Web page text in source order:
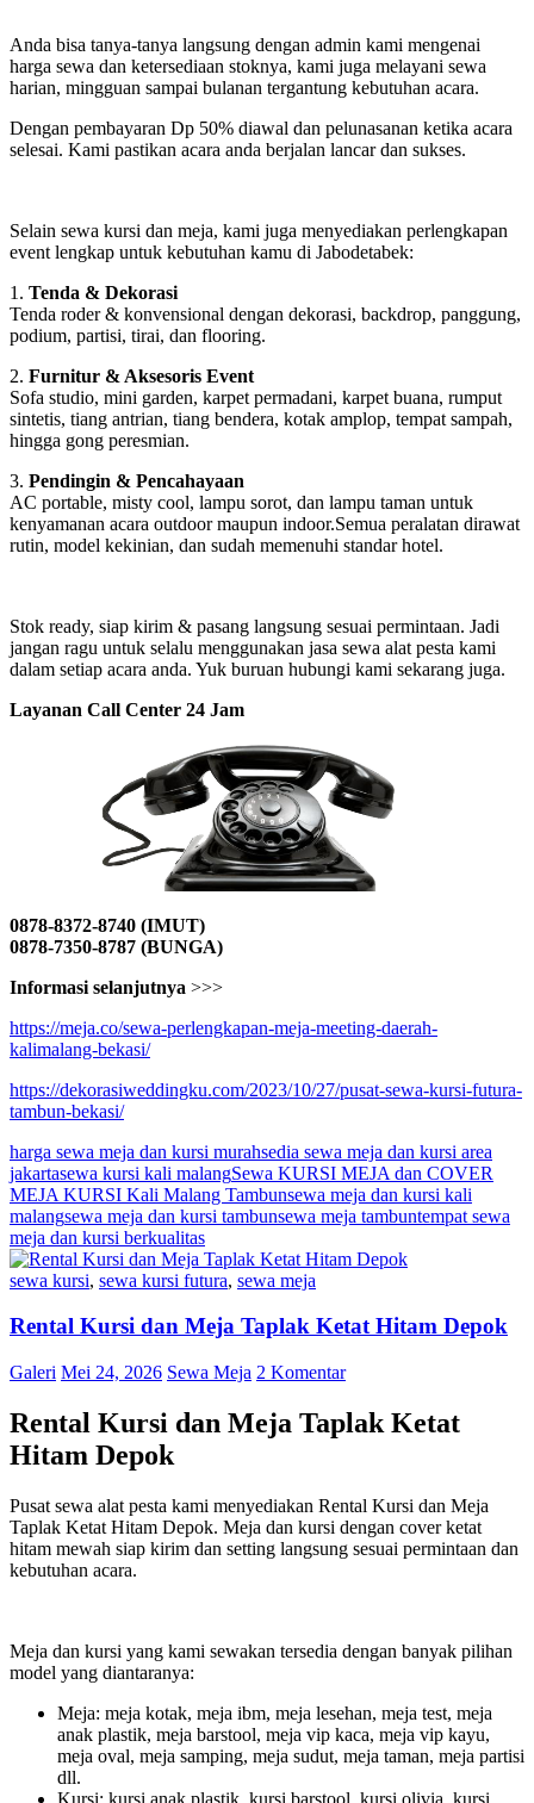
Anda bisa tanya-tanya langsung dengan admin kami mengenai
harga sewa dan ketersediaan stoknya, kami juga melayani sewa
harian, mingguan sampai bulanan tergantung kebutuhan acara.
Dengan pembayaran Dp 50% diawal dan pelunasanan ketika acara
selesai. Kami pastikan acara anda berjalan lancar dan sukses.
Selain sewa kursi dan meja, kami juga menyediakan perlengkapan
event lengkap untuk kebutuhan kamu di Jabodetabek:
1. Tenda & Dekorasi
Tenda roder & konvensional dengan dekorasi, backdrop, panggung,
podium, partisi, tirai, dan flooring.
2. Furnitur & Aksesoris Event
Sofa studio, mini garden, karpet permadani, karpet buana, rumput
sintetis, tiang antrian, tiang bendera, kotak amplop, tempat sampah,
hingga gong peresmian.
3. Pendingin & Pencahayaan
AC portable, misty cool, lampu sorot, dan lampu taman untuk
kenyamanan acara outdoor maupun indoor.Semua peralatan dirawat
rutin, model kekinian, dan sudah memenuhi standar hotel.
Stok ready, siap kirim & pasang langsung sesuai permintaan. Jadi
jangan ragu untuk selalu menggunakan jasa sewa alat pesta kami
dalam setiap acara anda. Yuk buruan hubungi kami sekarang juga.
Layanan Call Center 24 Jam
0878-8372-8740 (IMUT)
0878-7350-8787 (BUNGA)
Informasi selanjutnya >>>
https://meja.co/sewa-perlengkapan-meja-meeting-daerah-
kalimalang-bekasi/
https://dekorasiweddingku.com/2023/10/27/pusat-sewa-kursi-futura-
tambun-bekasi/
harga sewa meja dan kursi murahsedia sewa meja dan kursi area
jakartasewa kursi kali malangSewa KURSI MEJA dan COVER
MEJA KURSI Kali Malang Tambunsewa meja dan kursi kali
malangsewa meja dan kursi tambunsewa meja tambuntempat sewa
meja dan kursi berkualitas
sewa kursi, sewa kursi futura, sewa meja
Rental Kursi dan Meja Taplak Ketat Hitam Depok
Galeri Mei 24, 2026 Sewa Meja 2 Komentar
Rental Kursi dan Meja Taplak Ketat
Hitam Depok
Pusat sewa alat pesta kami menyediakan Rental Kursi dan Meja
Taplak Ketat Hitam Depok. Meja dan kursi dengan cover ketat
hitam mewah siap kirim dan setting langsung sesuai permintaan dan
kebutuhan acara.
Meja dan kursi yang kami sewakan tersedia dengan banyak pilihan
model yang diantaranya:
Meja: meja kotak, meja ibm, meja lesehan, meja test, meja
anak plastik, meja barstool, meja vip kaca, meja vip kayu,
meja oval, meja samping, meja sudut, meja taman, meja partisi
dll.
Kursi: kursi anak plastik, kursi barstool, kursi olivia, kursi